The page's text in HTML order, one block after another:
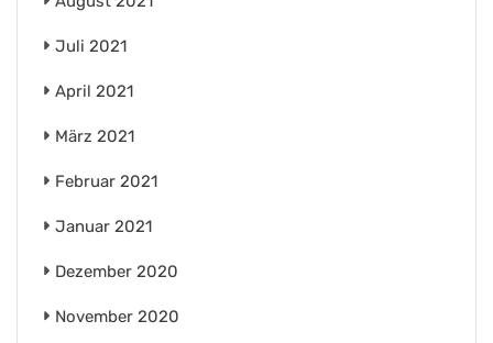
Juli 2021
April 2021
März 2021
Februar 2021
Januar 2021
Dezember 2020
November 2020